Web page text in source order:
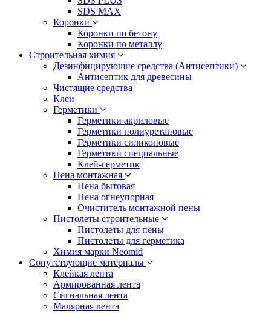
SDS MAX
Коронки
Коронки по бетону
Коронки по металлу
Строительная химия
Дезинфицирующие средства (Антисептики)
Антисептик для древесины
Чистящие средства
Клеи
Герметики
Герметики акриловые
Герметики полиуретановые
Герметики силиконовые
Герметики специальные
Клей-герметик
Пена монтажная
Пена бытовая
Пена огнеупорная
Очиститель монтажной пены
Пистолеты строительные
Пистолеты для пены
Пистолеты для герметика
Химия марки Neomid
Сопутствующие материалы
Клейкая лента
Армированная лента
Сигнальная лента
Малярная лента